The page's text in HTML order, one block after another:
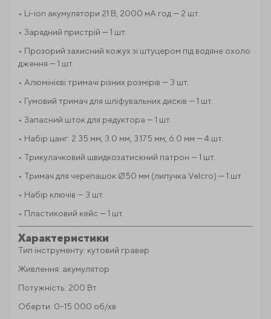
• Li-ion акумулятори 21 В, 2000 мА·год — 2 шт.
• Зарядний пристрій — 1 шт.
• Прозорий захисний кожух зі штуцером під водяне охоло
дження — 1 шт.
• Алюмінієві тримачі різних розмірів — 3 шт.
• Гумовий тримач для шліфувальних дисків — 1 шт.
• Запасний шток для редуктора — 1 шт.
• Набір цанг: 2.35 мм, 3.0 мм, 3.175 мм, 6.0 мм — 4 шт.
• Трикулачковий швидкозатискний патрон — 1 шт.
• Тримач для черепашок Ø50 мм (липучка Velcro) — 1 шт.
• Набір ключів — 3 шт.
• Пластиковий кейс — 1 шт.
Характеристики
Тип інструменту: кутовий гравер
Живлення: акумулятор
Потужність: 200 Вт
Оберти: 0–15 000 об/хв